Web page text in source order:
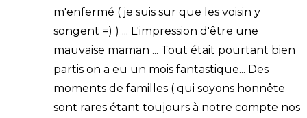
m'enfermé ( je suis sur que les voisin y
songent =) ) ... L'impression d'être une
mauvaise maman ... Tout était pourtant bien
partis on a eu un mois fantastique... Des
moments de familles ( qui soyons honnête
sont rares étant toujours à notre compte nos